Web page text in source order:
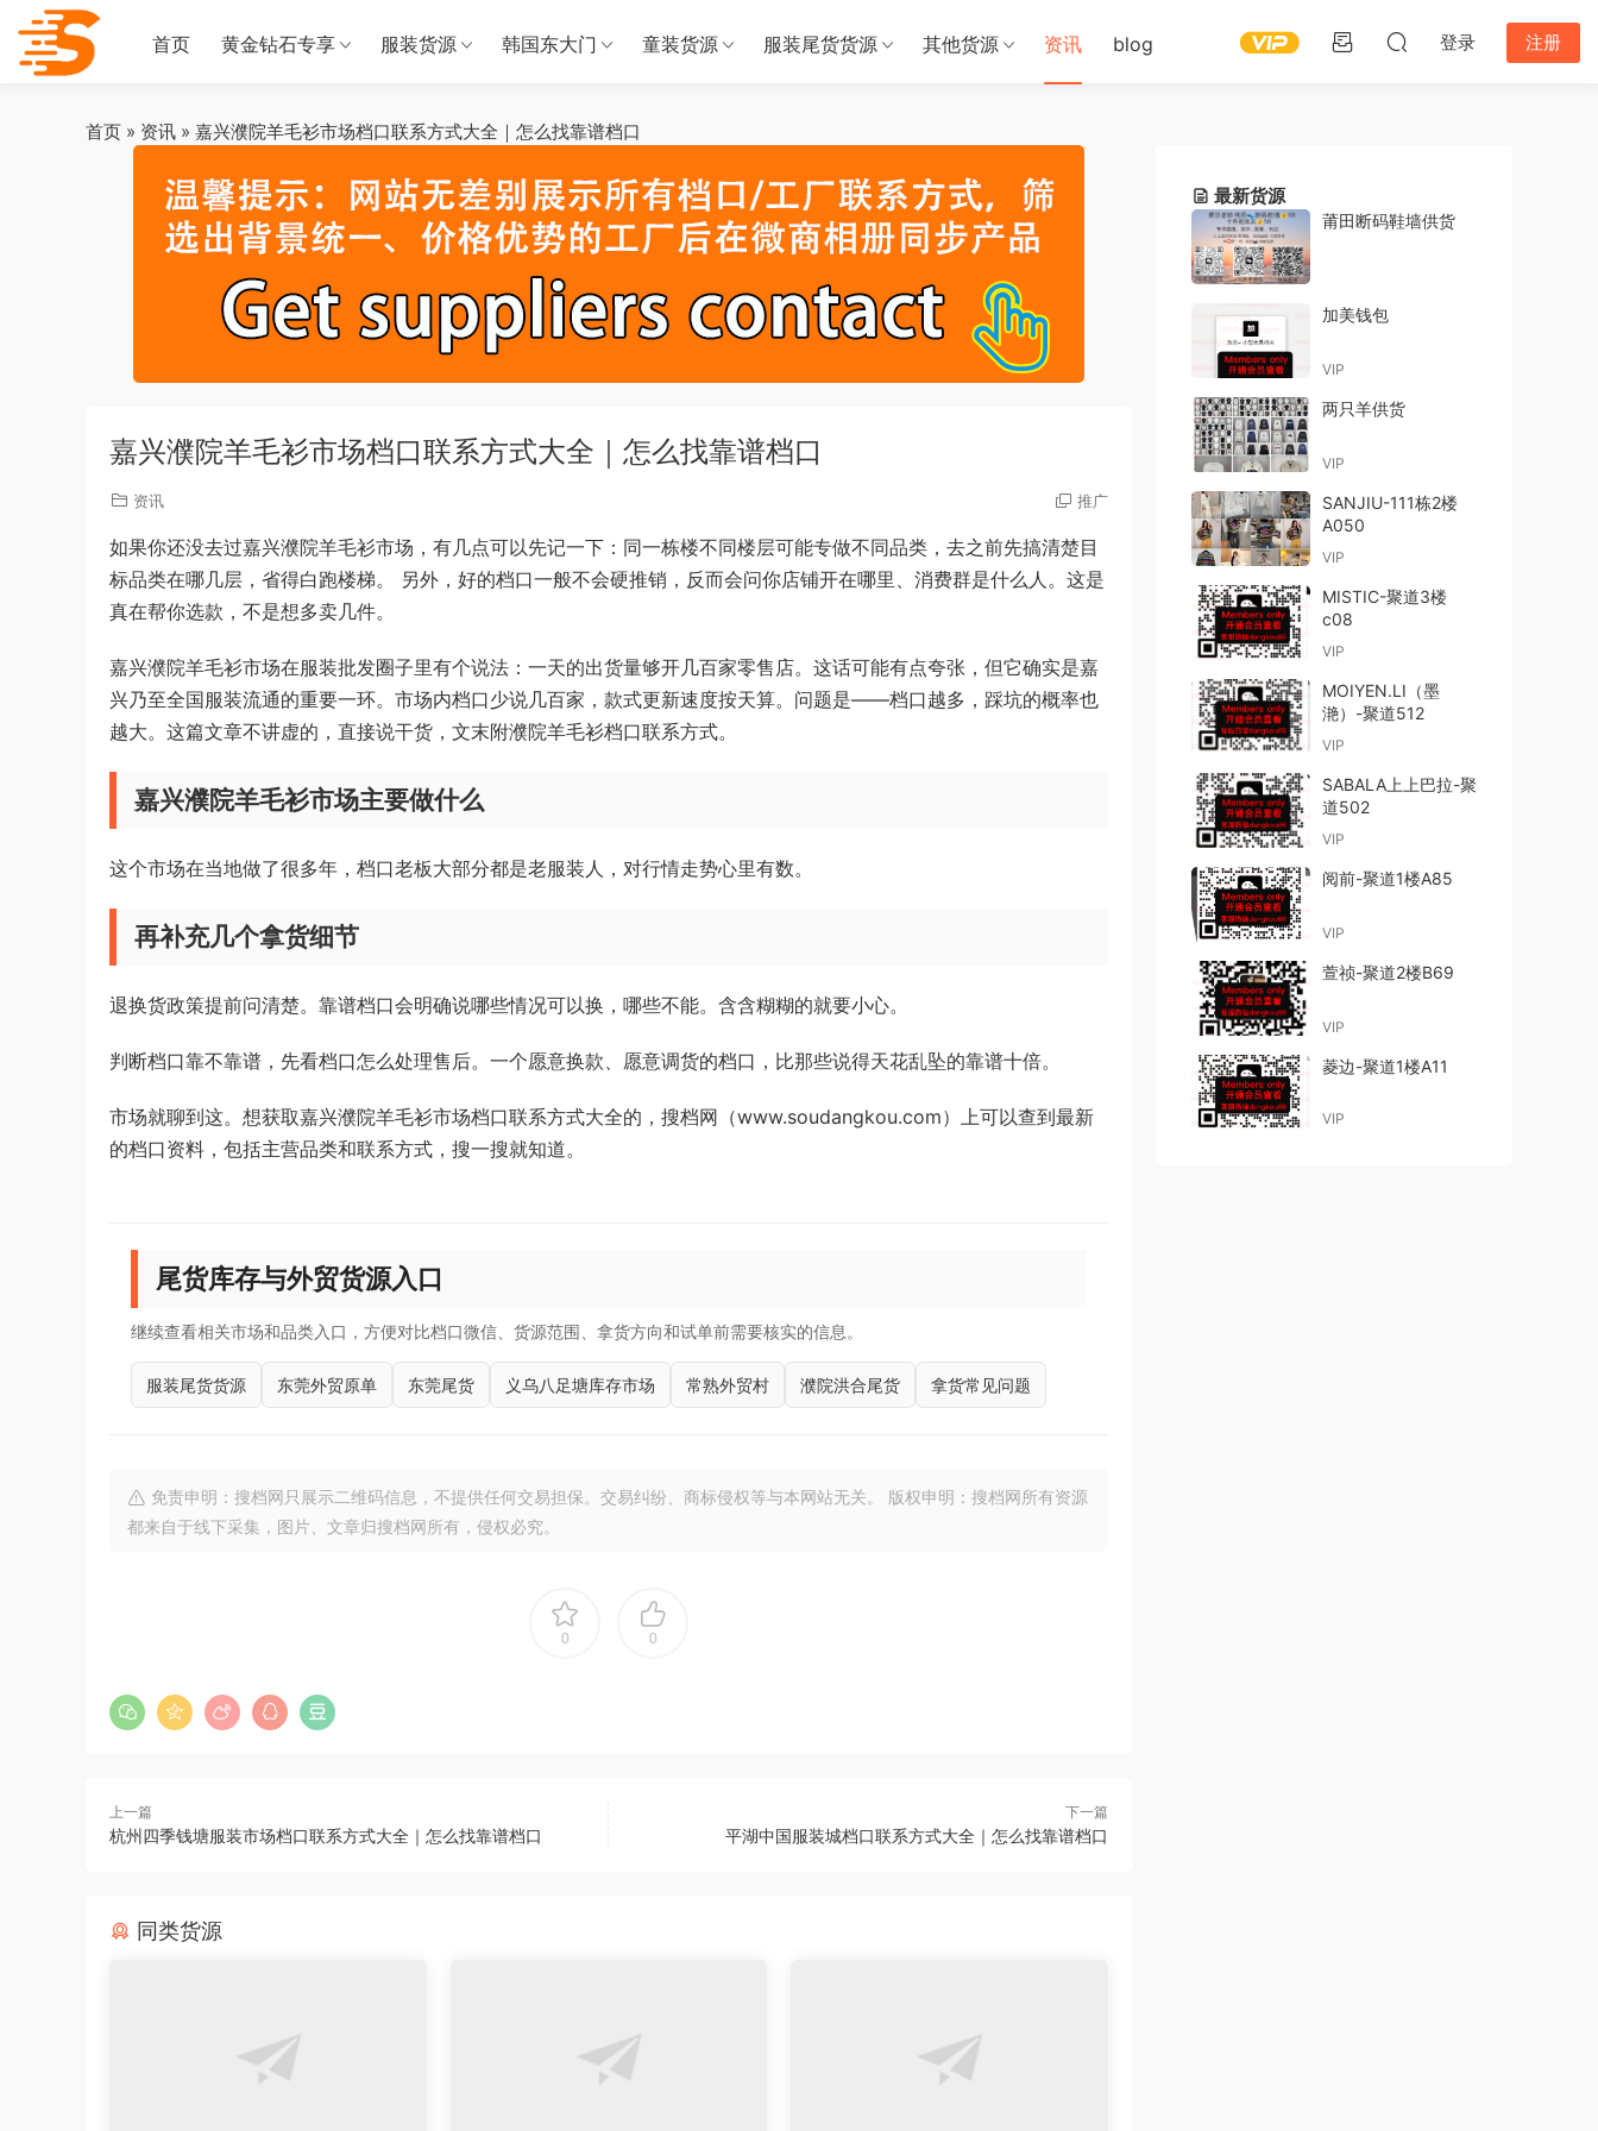
首页 黄金钻石专享 服装货源 韩国东大门 童装货源 服装尾货货源 其他货源 资讯 blog 登录 注册
首页 » 资讯 » 嘉兴濮院羊毛衫市场档口联系方式大全｜怎么找靠谱档口
嘉兴濮院羊毛衫市场档口联系方式大全｜怎么找靠谱档口
资讯 推广
如果你还没去过嘉兴濮院羊毛衫市场，有几点可以先记一下：同一栋楼不同楼层可能专做不同品类，去之前先搞清楚目
标品类在哪几层，省得白跑楼梯。 另外，好的档口一般不会硬推销，反而会问你店铺开在哪里、消费群是什么人。这是
真在帮你选款，不是想多卖几件。
嘉兴濮院羊毛衫市场在服装批发圈子里有个说法：一天的出货量够开几百家零售店。这话可能有点夸张，但它确实是嘉
兴乃至全国服装流通的重要一环。市场内档口少说几百家，款式更新速度按天算。问题是——档口越多，踩坑的概率也
越大。这篇文章不讲虚的，直接说干货，文末附濮院羊毛衫档口联系方式。
嘉兴濮院羊毛衫市场主要做什么
这个市场在当地做了很多年，档口老板大部分都是老服装人，对行情走势心里有数。
再补充几个拿货细节
退换货政策提前问清楚。靠谱档口会明确说哪些情况可以换，哪些不能。含含糊糊的就要小心。
判断档口靠不靠谱，先看档口怎么处理售后。一个愿意换款、愿意调货的档口，比那些说得天花乱坠的靠谱十倍。
市场就聊到这。想获取嘉兴濮院羊毛衫市场档口联系方式大全的，搜档网（www.soudangkou.com）上可以查到最新
的档口资料，包括主营品类和联系方式，搜一搜就知道。
尾货库存与外贸货源入口
继续查看相关市场和品类入口，方便对比档口微信、货源范围、拿货方向和试单前需要核实的信息。
服装尾货货源 东莞外贸原单 东莞尾货 义乌八足塘库存市场 常熟外贸村 濮院洪合尾货 拿货常见问题
免责申明：搜档网只展示二维码信息，不提供任何交易担保。交易纠纷、商标侵权等与本网站无关。 版权申明：搜档网所有资源
都来自于线下采集，图片、文章归搜档网所有，侵权必究。
0 0
上一篇
杭州四季钱塘服装市场档口联系方式大全｜怎么找靠谱档口
下一篇
平湖中国服装城档口联系方式大全｜怎么找靠谱档口
同类货源
最新货源
莆田断码鞋墙供货
加美钱包
VIP
两只羊供货
VIP
SANJIU-111栋2楼
A050
VIP
MISTIC-聚道3楼
c08
VIP
MOIYEN.LI（墨
滟）-聚道512
VIP
SABALA上上巴拉-聚
道502
VIP
阅前-聚道1楼A85
VIP
萱祯-聚道2楼B69
VIP
菱边-聚道1楼A11
VIP